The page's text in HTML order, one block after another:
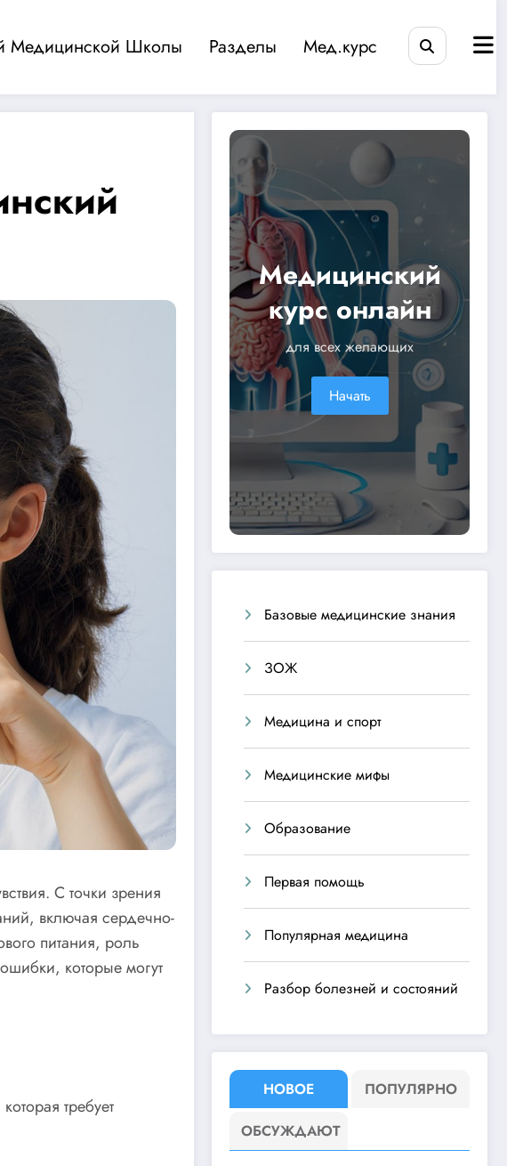
Медицинской Школы Разделы Мед.курс
С точки зрения
включая сердечно-
питания, роль
которые могут
требует
Медицинский
курс онлайн
для всех желающих
Начать
Базовые медицинские знания
ЗОЖ
Медицина и спорт
Медицинские мифы
Образование
Первая помощь
Популярная медицина
Разбор болезней и состояний
НОВОЕ ПОПУЛЯРНО
ОБСУЖДАЮТ